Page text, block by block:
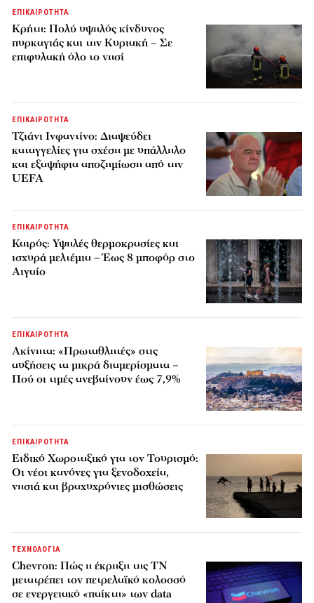
ΕΠΙΚΑΙΡΟΤΗΤΑ
Κρήτη: Πολύ υψηλός κίνδυνος
πυρκαγιάς και την Κυριακή – Σε
επιφυλακή όλο το νησί
ΕΠΙΚΑΙΡΟΤΗΤΑ
Τζιάνι Ινφαντίνο: Διαψεύδει
καταγγελίες για σχέση με υπάλληλο
και εξαψήφια αποζημίωση από την
UEFA
ΕΠΙΚΑΙΡΟΤΗΤΑ
Καιρός: Υψηλές θερμοκρασίες και
ισχυρά μελτέμια – Έως 8 μποφόρ στο
Αιγαίο
ΕΠΙΚΑΙΡΟΤΗΤΑ
Ακίνητα: «Πρωταθλητές» στις
αυξήσεις τα μικρά διαμερίσματα –
Πού οι τιμές ανεβαίνουν έως 7,9%
ΕΠΙΚΑΙΡΟΤΗΤΑ
Ειδικό Χωροταξικό για τον Τουρισμό:
Οι νέοι κανόνες για ξενοδοχεία,
νησιά και βραχυχρόνιες μισθώσεις
ΤΕΧΝΟΛΟΓΙΑ
Chevron: Πώς η έκρηξη της ΤΝ
μετατρέπει τον πετρελαϊκό κολοσσό
σε ενεργειακό «παίκτη» των data